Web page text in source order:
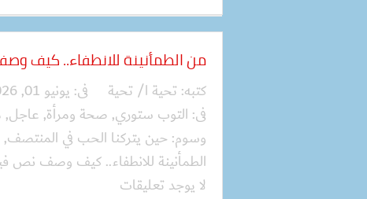
من الطمأنينة للانطفاء.. كيف
كتبه: تحية ا/ تحية فى: يونيو 01, 2026
فى: التوب ستوري, صحة ومرأة, عاجل,
وسوم: حين يتركنا الحب في المنتصف,
الطمأنينة للانطفاء.. كيف وصف نص
لا يوجد تعليقات